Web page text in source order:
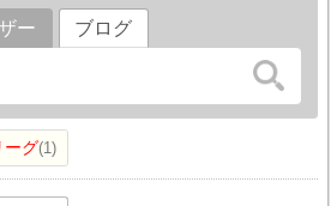
ー ブログ
ーグ 1